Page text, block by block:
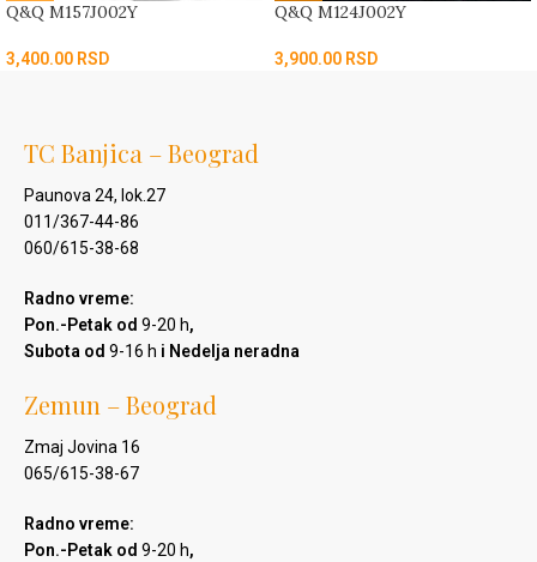
Q&Q M157J002Y
3,400.00 RSD
Q&Q M124J002Y
3,900.00 RSD
TC Banjica – Beograd
Paunova 24, lok.27
011/367-44-86
060/615-38-68
Radno vreme:
Pon.-Petak od 9-20 h,
Subota od 9-16 h i Nedelja neradna
Zemun – Beograd
Zmaj Jovina 16
065/615-38-67
Radno vreme:
Pon.-Petak od 9-20 h,